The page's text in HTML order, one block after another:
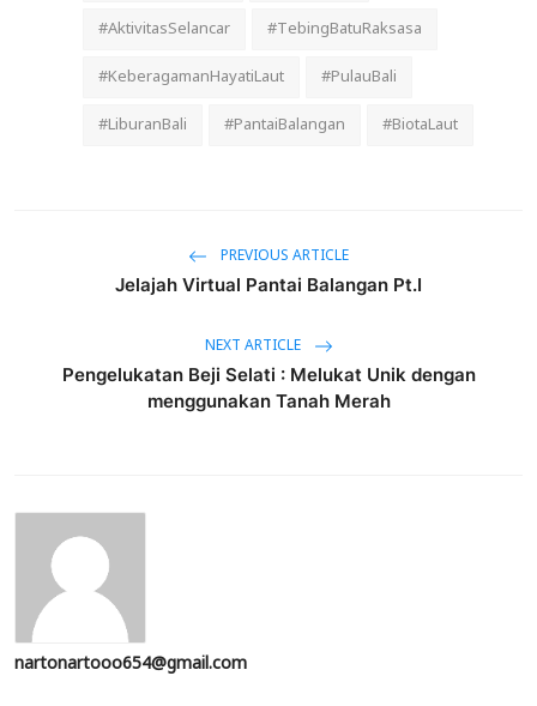
#AktivitasSelancar
#TebingBatuRaksasa
#KeberagamanHayatiLaut
#PulauBali
#LiburanBali
#PantaiBalangan #BiotaLaut
PREVIOUS ARTICLE
Jelajah Virtual Pantai Balangan Pt.I
NEXT ARTICLE
Pengelukatan Beji Selati : Melukat Unik dengan
menggunakan Tanah Merah
nartonartooo654@gmail.com